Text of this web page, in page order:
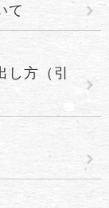
て
方（引